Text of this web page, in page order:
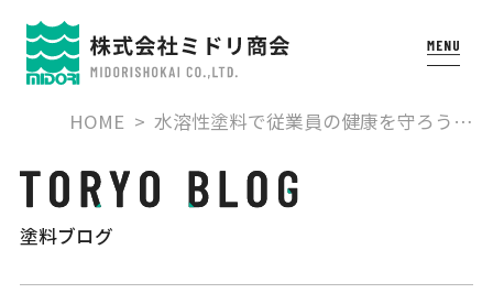
HOME 水溶性塗料で従業員の健康を守ろう…
塗料ブログ